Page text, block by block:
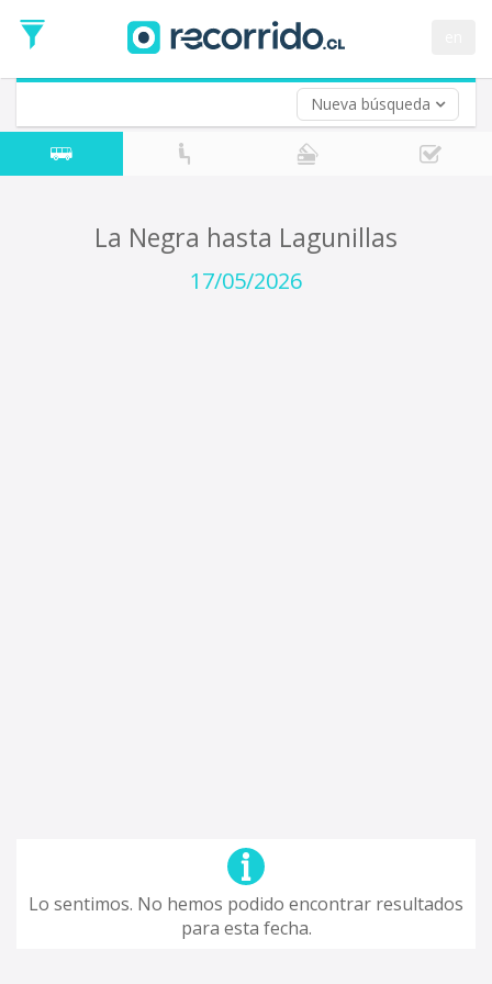
Nueva búsqueda
de
Ida
Vuelta (opcional)
Fecha
de
La Negra hasta Lagunillas
17/05/2026
Lo sentimos. No hemos podido encontrar resultados
para esta fecha.